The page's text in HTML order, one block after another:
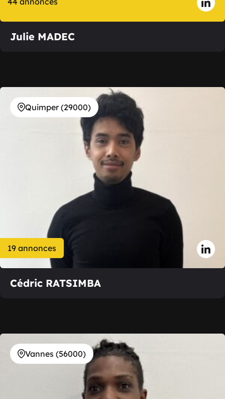
Julie MADEC
19 annonces
Quimper (29000)
Cédric RATSIMBA
Vannes (56000)